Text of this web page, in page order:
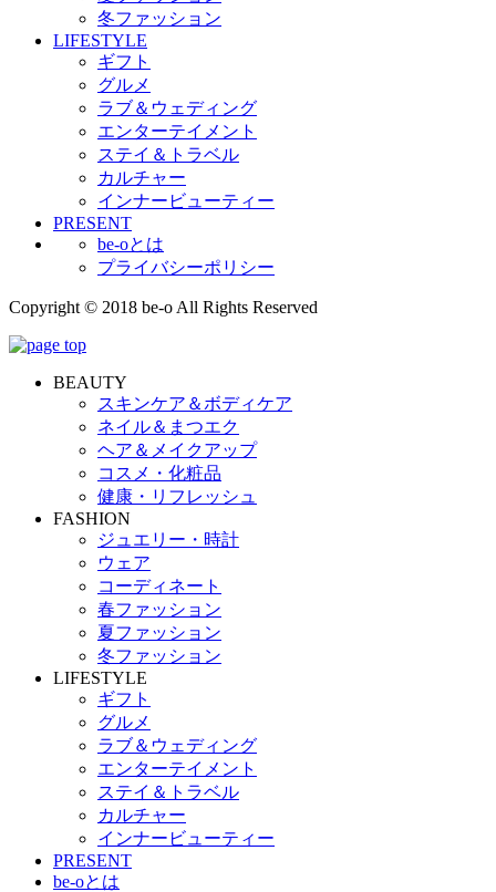
冬ファッション
LIFESTYLE
ギフト
グルメ
ラブ＆ウェディング
エンターテイメント
ステイ＆トラベル
カルチャー
インナービューティー
PRESENT
be-oとは
プライバシーポリシー
Copyright © 2018 be-o All Rights Reserved
BEAUTY
スキンケア＆ボディケア
ネイル＆まつエク
ヘア＆メイクアップ
コスメ・化粧品
健康・リフレッシュ
FASHION
ジュエリー・時計
ウェア
コーディネート
春ファッション
夏ファッション
冬ファッション
LIFESTYLE
ギフト
グルメ
ラブ＆ウェディング
エンターテイメント
ステイ＆トラベル
カルチャー
インナービューティー
PRESENT
be-oとは